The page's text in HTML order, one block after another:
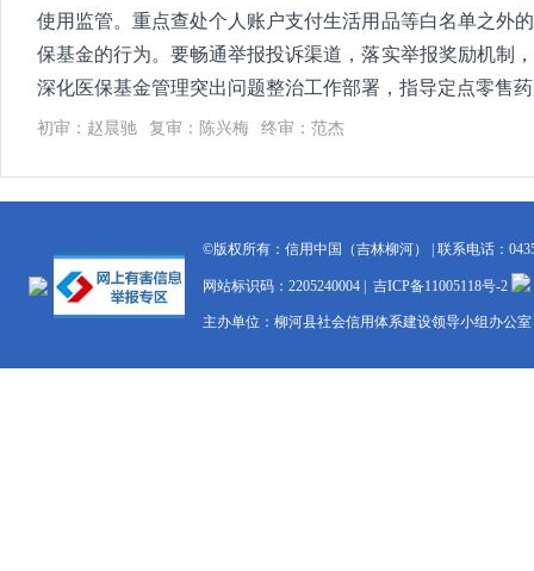
使用监管。重点查处个人账户支付生活用品等白名单之外
保基金的行为。要畅通举报投诉渠道，落实举报奖励机制
深化医保基金管理突出问题整治工作部署，指导定点零售
初审：赵晨驰 复审：陈兴梅 终审：范杰
©版权所有：信用中国（吉林柳河） | 联系电话：
网站标识码：2205240004 | 吉ICP备11005118号-2
主办单位：柳河县社会信用体系建设领导小组办公